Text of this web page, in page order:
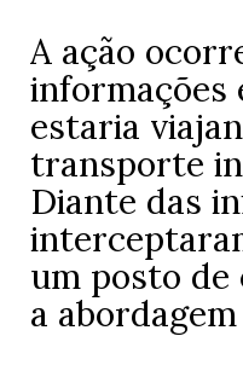
A ação
informações
estaria
transporte
Diante das
um posto de
a